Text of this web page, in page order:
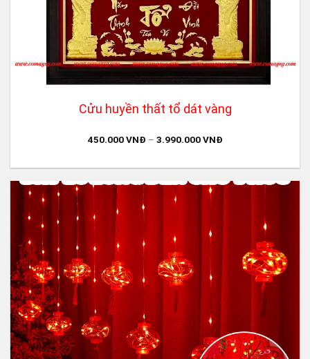
Cửu huyền thất tổ dát vàng
450.000VNĐ – 3.990.000VNĐ